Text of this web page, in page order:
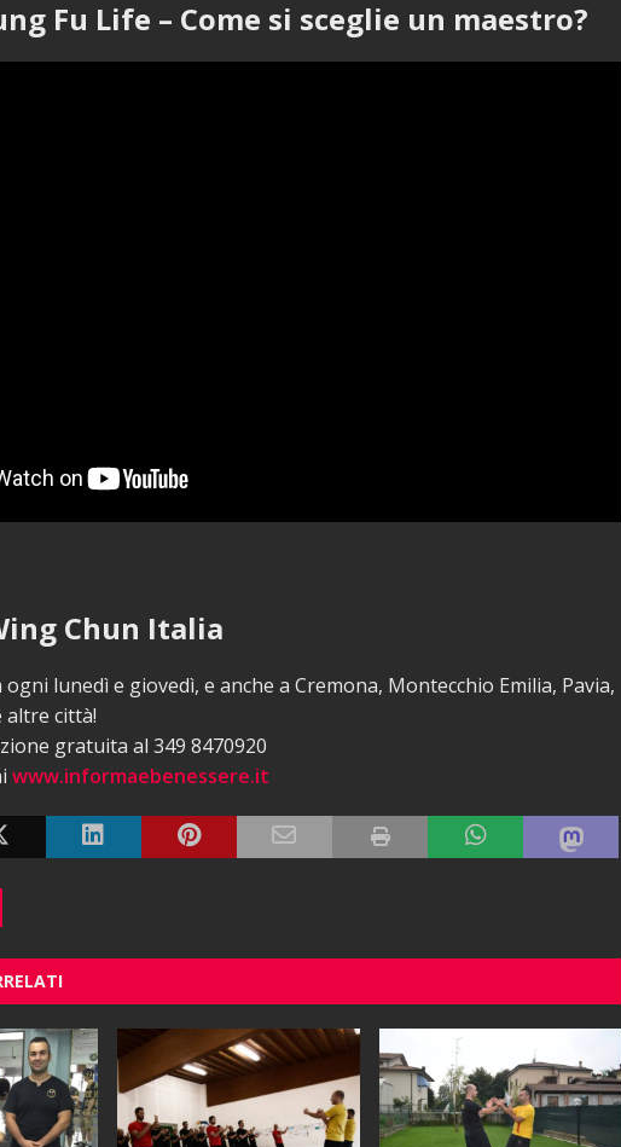
Fu Life – Come si sceglie un maestro?
Chun Italia
ogni lunedì e giovedì, e anche a Cremona, Montecchio Emilia, Pavia,
altre città!
gratuita al 349 8470920
www.informaebenessere.it